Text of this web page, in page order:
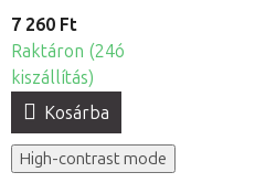
7 260 Ft
Raktáron (24ó
kiszállítás)
Kosárba
High-contrast mode